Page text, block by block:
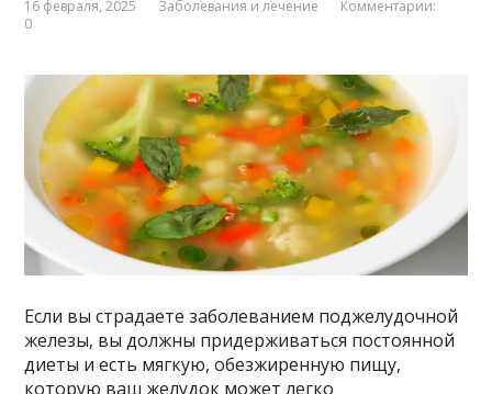
16 февраля, 2025 Заболевания и лечение
Комментарии:
0
Если вы страдаете заболеванием поджелудочной
железы, вы должны придерживаться постоянной
диеты и есть мягкую, обезжиренную пищу,
которую ваш желудок может легко